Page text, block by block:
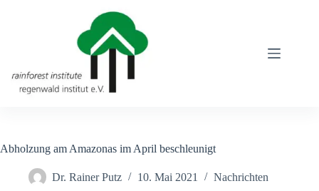
Abholzung am Amazonas im April beschleunigt
Dr. Rainer Putz 10. Mai 2021 Nachrichten